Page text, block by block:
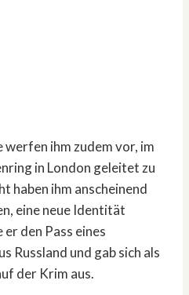
ihm zudem vor, im
in London geleitet zu
haben ihm anscheinend
eine neue Identität
den Pass eines
Russland und gab sich als
der Krim aus.